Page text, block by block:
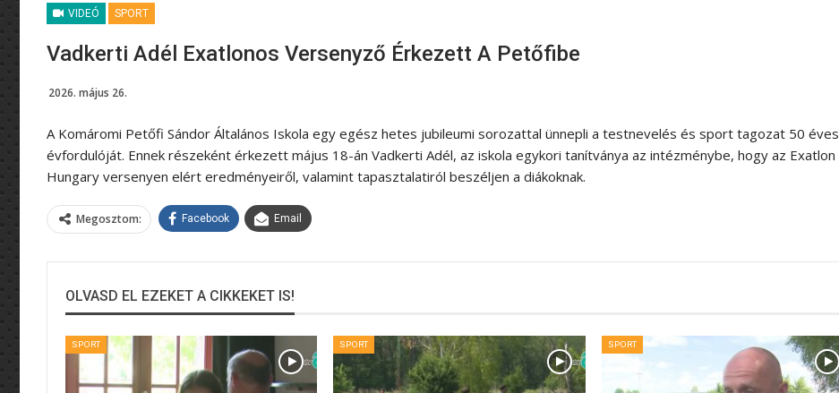
VIDEÓ SPORT
Vadkerti Adél Exatlonos Versenyző Érkezett A Petőfibe
2026. május 26.
A Komáromi Petőfi Sándor Általános Iskola egy egész hetes jubileumi sorozattal ünnepli a testnevelés és sport tagozat 50 éves
évfordulóját. Ennek részeként érkezett május 18-án Vadkerti Adél, az iskola egykori tanítványa az intézménybe, hogy az Exatlon
Hungary versenyen elért eredményeiről, valamint tapasztalatiról beszéljen a diákoknak.
Megosztom: Facebook Email
OLVASD EL EZEKET A CIKKEKET IS!
SPORT SPORT SPORT